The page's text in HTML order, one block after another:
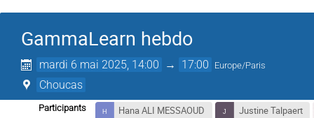
GammaLearn hebdo
mardi 6 mai 2025, 14:00 → 17:00 Europe/Paris
Choucas
Participants Hana ALI MESSAOUD
Justine Talpaert